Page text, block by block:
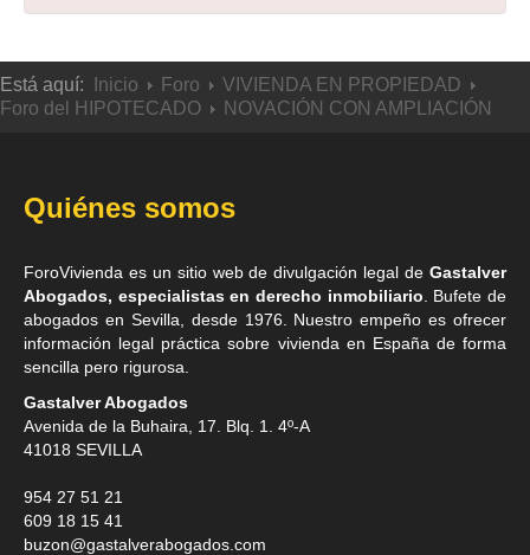
Está aquí: Inicio Foro
VIVIENDA EN PROPIEDAD
Foro del HIPOTECADO
NOVACIÓN CON AMPLIACIÓN
Quiénes somos
ForoVivienda es un sitio web de divulgación legal de Gastalver
Abogados, especialistas en derecho inmobiliario . Bufete de
abogados en Sevilla , desde 1976. Nuestro empeño es ofrecer
información legal práctica sobre vivienda en España de forma
sencilla pero rigurosa.
Gastalver Abogados
Avenida de la Buhaira, 17. Blq. 1. 4º-A
41018 SEVILLA
954 27 51 21
609 18 15 41
buzon@gastalverabogados.com